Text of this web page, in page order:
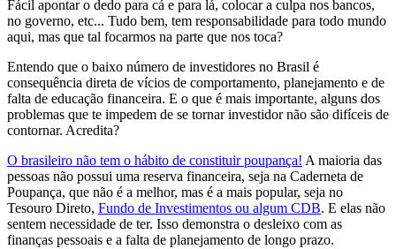
Fácil apontar o dedo para cá e para lá, colocar a culpa nos bancos,
no governo, etc... Tudo bem, tem responsabilidade para todo mundo
aqui, mas que tal focarmos na parte que nos toca?
Entendo que o baixo número de investidores no Brasil é
consequência direta de vícios de comportamento, planejamento e de
falta de educação financeira. E o que é mais importante, alguns dos
problemas que te impedem de se tornar investidor não são difíceis de
contornar. Acredita?
O brasileiro não tem o hábito de constituir poupança! A maioria das
pessoas não possui uma reserva financeira, seja na Caderneta de
Poupança, que não é a melhor, mas é a mais popular, seja no
Tesouro Direto, Fundo de Investimentos ou algum CDB. E elas não
sentem necessidade de ter. Isso demonstra o desleixo com as
finanças pessoais e a falta de planejamento de longo prazo.